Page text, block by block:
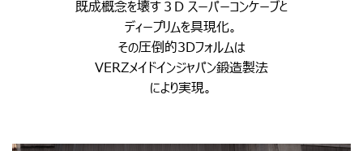
既成概念を壊す３D スーパーコンケーブと
ディープリムを具現化。
その圧倒的3Dフォルムは
VERZメイドインジャパン鍛造製法
により実現。